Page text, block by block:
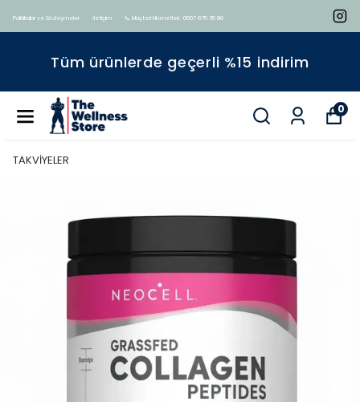
Politikalar ve Sözleşmeler İletişim 📞 Müşteri Hizmetleri : 0507 675 35 80
Tüm ürünlerde geçerli %15 indirim
0
TAKVİYELER